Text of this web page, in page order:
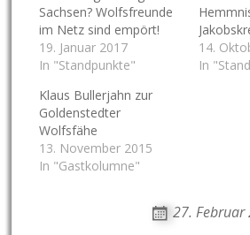
Sachsen? Wolfsfreunde
im Netz sind empört!
19. Januar 2017
In "Standpunkte"
14.
In
Klaus Bullerjahn zur
Goldenstedter
Wolfsfähe
13. November 2015
In "Gastkolumne"
27. Februar